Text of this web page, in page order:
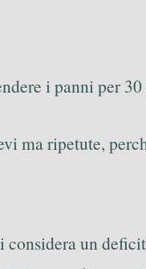
i panni per
ma ripetute,
considera un